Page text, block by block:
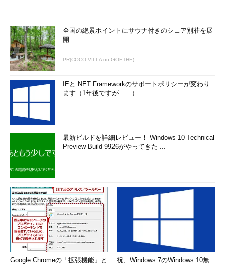
全国の絶景ポイントにサウナ付きのシェア別荘を展
開
PR(COCO VILLA on GOETHE)
IEと.NET Frameworkのサポートポリシーが変わり
ます（1年後ですが……）
最新ビルドを詳細レビュー！ Windows 10 Technical
Preview Build 9926がやってきた ...
Google Chromeの「拡張機能」と
祝、Windows 7のWindows 10無